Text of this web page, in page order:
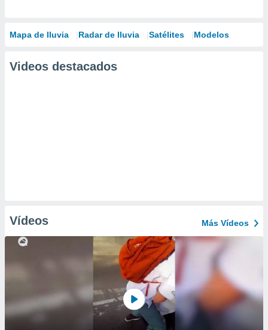
Mapa de lluvia Radar de lluvia Satélites Modelos
Videos destacados
Vídeos Más Vídeos